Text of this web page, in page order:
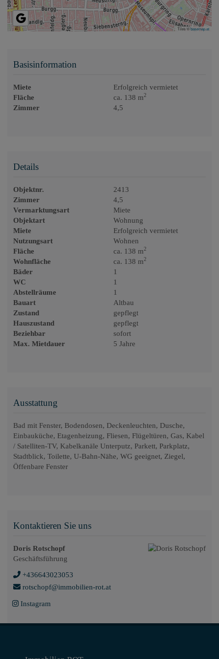
Tiles ©basemap.at
Basisinformation
Miete
Erfolgreich vermietet
Fläche
ca. 138 m2
Zimmer 4,5
Details
Objektnr.
2413
Zimmer
4,5
Vermarktungsart
Miete
Objektart
Wohnung
Miete
Erfolgreich vermietet
Nutzungsart
Wohnen
Fläche
ca. 138 m2
Wohnfläche ca. 138 m2
Bäder
1
WC
1
Abstellräume
1
Bauart
Altbau
Zustand
gepflegt
Hauszustand
gepflegt
Beziehbar
sofort
Max. Mietdauer
5 Jahre
Ausstattung
Bad mit Fenster Bodendosen Deckenleuchten
Dusche
Einbauküche
Etagenheizung Fliesen Flügeltüren Gas
Kabel
/ Satelliten-TV Kabelkanäle Unterputz Parkett Parkplatz
Stadtblick Toilette U-Bahn-Nähe WG geeignet Ziegel
Öffenbare Fenster
Kontaktieren Sie uns
Doris Rotschopf
Geschäftsführung
+436643023053
rotschopf@immobilien-rot.at
Instagram